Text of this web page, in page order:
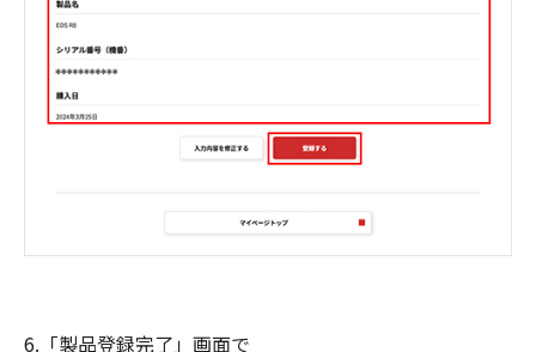
6.「製品登録完了」画面で